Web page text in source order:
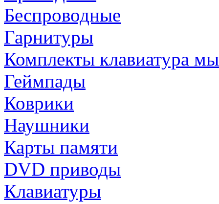
Беспроводные
Гарнитуры
Комплекты клавиатура
Геймпады
Коврики
Наушники
Карты памяти
DVD приводы
Клавиатуры